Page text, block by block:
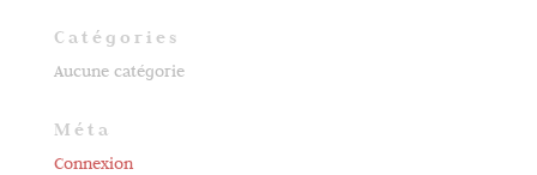
Catégories
Aucune catégorie
Méta
Connexion